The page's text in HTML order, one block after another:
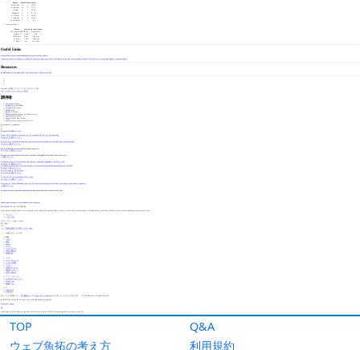
TOP
Q&A
ウェブ魚拓の考え方
利用規約